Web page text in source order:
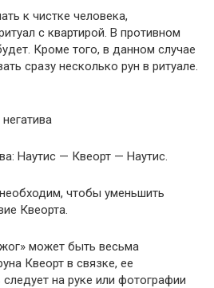
к чистке человека,
с квартирой. В противном
Кроме того, в данном случае
сразу несколько рун в ритуале.
Наутис — Квеорт — Наутис.
чтобы уменьшить
Квеорта.
может быть весьма
Квеорт в связке, ее
на руке или фотографии